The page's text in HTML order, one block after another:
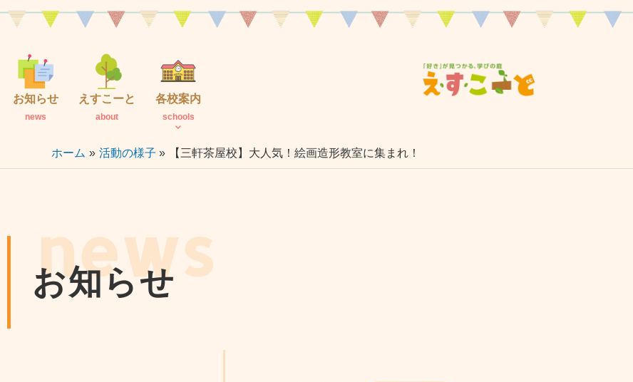
内
お知らせ
news
えすこーと
about
各校案内
schools
ホーム 活動の様子 【三軒茶屋校】大人気！絵画造形教室に集まれ！
news
お知らせ